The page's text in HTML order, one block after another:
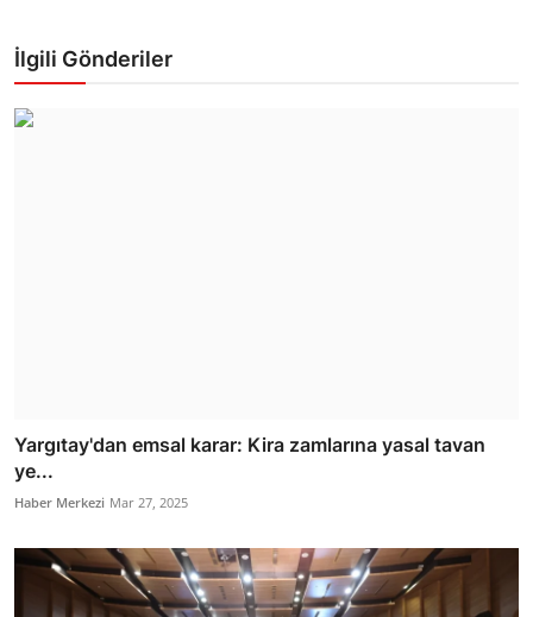
İlgili Gönderiler
Yargıtay'dan emsal karar: Kira zamlarına yasal tavan
ye...
Haber Merkezi Mar 27, 2025